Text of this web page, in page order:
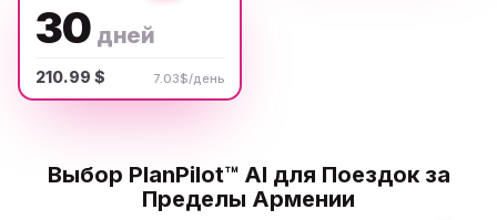
30 дней
210.99 $ 7.03$/день
Выбор PlanPilot™ AI для Поездок за
Пределы Армении